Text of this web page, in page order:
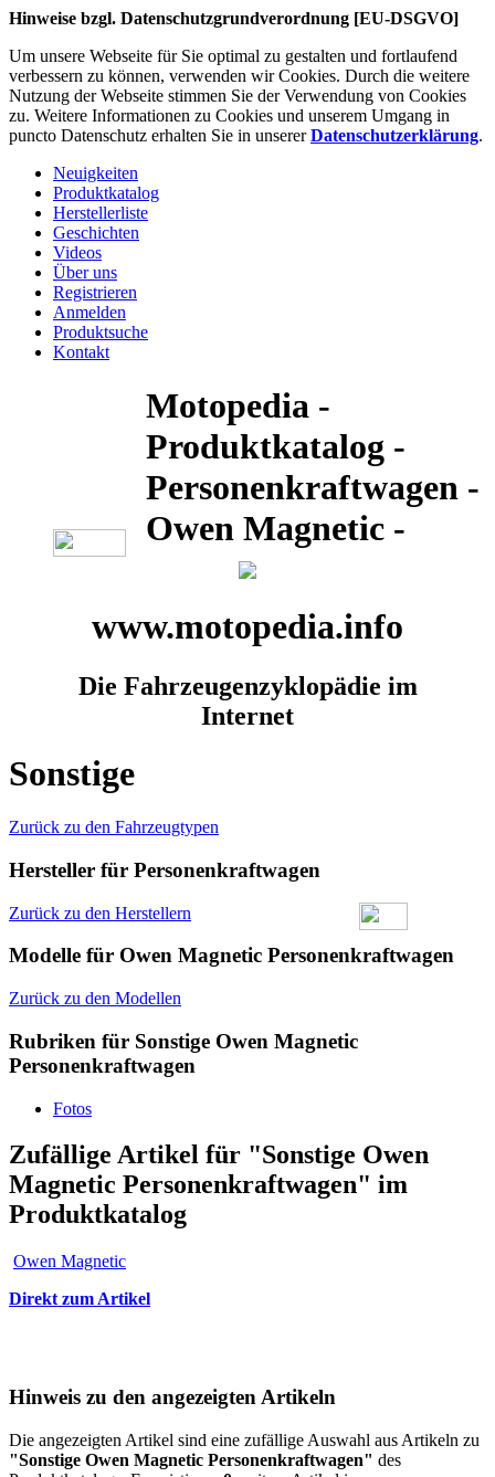
Hinweise bzgl. Datenschutzgrundverordnung [EU-DSGVO]
Um unsere Webseite für Sie optimal zu gestalten und fortlaufend
verbessern zu können, verwenden wir Cookies. Durch die weitere
Nutzung der Webseite stimmen Sie der Verwendung von Cookies
zu. Weitere Informationen zu Cookies und unserem Umgang in
puncto Datenschutz erhalten Sie in unsererDatenschutzerklärung.
Neuigkeiten
Produktkatalog
Herstellerliste
Geschichten
Videos
Über uns
Registrieren
Anmelden
Produktsuche
Kontakt
www.motopedia.info
Die Fahrzeugenzyklopädie im
Internet
Motopedia -
Produktkatalog -
Personenkraftwagen -
Owen Magnetic -
Sonstige
Zurück zu den Fahrzeugtypen
Hersteller für Personenkraftwagen
Zurück zu den Herstellern
Modelle für Owen Magnetic Personenkraftwagen
Zurück zu den Modellen
Rubriken für Sonstige Owen Magnetic
Personenkraftwagen
Fotos
Zufällige Artikel für "Sonstige Owen
Magnetic Personenkraftwagen" im
Produktkatalog
Owen Magnetic
Direkt zum Artikel
Hinweis zu den angezeigten Artikeln
Die angezeigten Artikel sind eine zufällige Auswahl aus Artikeln zu
"Sonstige Owen Magnetic Personenkraftwagen" des